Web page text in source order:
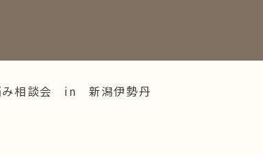
み相談会 in 新潟伊勢丹